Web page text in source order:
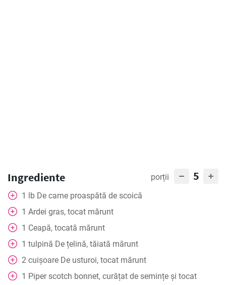
Ingrediente porții 5
1 lb De carne proaspătă de scoică
1 Ardei gras, tocat mărunt
1 Ceapă, tocată mărunt
1 tulpină De țelină, tăiată mărunt
2 cuișoare De usturoi, tocat mărunt
1 Piper scotch bonnet, curățat de semințe și tocat